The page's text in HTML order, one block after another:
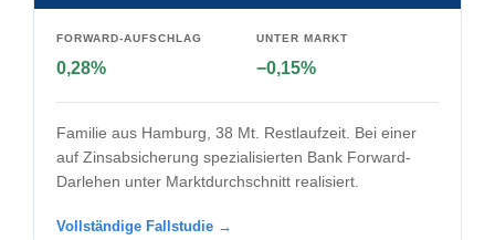
FORWARD-AUFSCHLAG
0,28%
UNTER MARKT
−0,15%
Familie aus Hamburg, 38 Mt. Restlaufzeit. Bei einer
auf Zinsabsicherung spezialisierten Bank Forward-
Darlehen unter Marktdurchschnitt realisiert.
Vollständige Fallstudie →